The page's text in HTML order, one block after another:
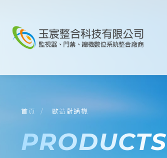
首頁 歐益對講機
PRODUCTS